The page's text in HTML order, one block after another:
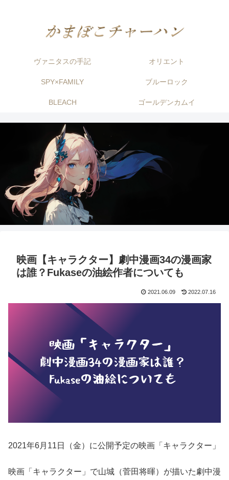
ヴァニタスの手記 オリエント
SPY×FAMILY ブルーロック
BLEACH ゴールデンカムイ
映画【キャラクター】劇中漫画34の漫画家
は誰？Fukaseの油絵作者についても
2021.06.09 2022.07.16
2021年6月11日（金）に公開予定の映画「キャラクター」
映画「キャラクター」で山城（菅田将暉）が描いた劇中漫